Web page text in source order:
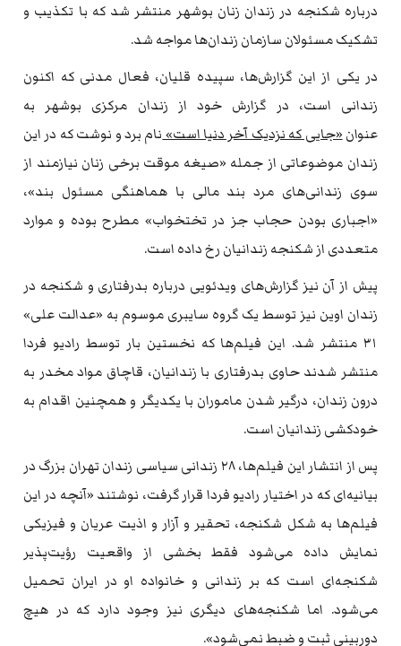
درباره شکنجه در زندان زنان بوشهر منتشر شد که با تکذیب و
تشکیک مسئولان سازمان زندان‌ها مواجه شد.
در یکی از این گزارش‌ها، سپیده قلیان، فعال مدنی که اکنون
زندانی است، در گزارش خود از زندان مرکزی بوشهر به
عنوان«جایی که نزدیک آخر دنیا است»نام برد و نوشت که در این
زندان موضوعاتی از جمله «صیغه موقت برخی زنان نیازمند از
سوی زندانی‌های مرد بند مالی با هماهنگی مسئول بند»،
«اجباری بودن حجاب جز در تختخواب» مطرح بوده و موارد
متعددی از شکنجه زندانیان رخ داده است.
پیش از آن نیز گزارش‌های ویدئویی درباره بدرفتاری و شکنجه در
زندان اوین نیز توسط یک گروه سایبری موسوم به «عدالت علی»
۳۱ منتشر شد. این فیلم‌ها که نخستین بار توسط رادیو فردا
منتشر شدند حاوی بدرفتاری با زندانیان، قاچاق مواد مخدر به
درون زندان، درگیر شدن ماموران با یکدیگر و همچنین اقدام به
خودکشی زندانیان است.
پس از انتشار این فیلم‌ها، ۲۸ زندانی سیاسی زندان تهران بزرگ در
بیانیه‌ای که در اختیار رادیو فردا قرار گرفت، نوشتند «آنچه در این
فیلم‌ها به شکل شکنجه، تحقیر و آزار و اذیت عریان و فیزیکی
نمایش داده می‌شود فقط بخشی از واقعیت رؤیت‌پذیر
شکنجه‌ای است که بر زندانی و خانواده او در ایران تحمیل
می‌شود. اما شکنجه‌های دیگری نیز وجود دارد که در هیچ
دوربینی ثبت و ضبط نمی‌شود».